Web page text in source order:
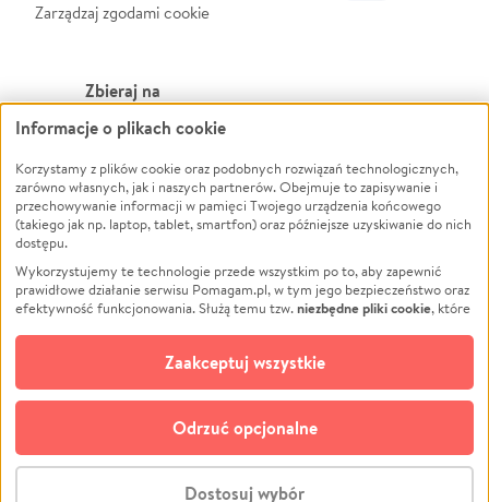
Zarządzaj zgodami cookie
Zbieraj na
Leczenie
Zwierzęta
Pożar
Ukraina
Pomoc Finansowa
Projekty
Pogrzeb
Społeczność lokalna
Kultura
Powódź
Wichura
NGO
Edukacja
Podróż
Impreza
Ochrona środowiska
Biznes
© CROWDING SP. Z O.O.
Informacje o plikach cookie
Korzystamy z plików cookie oraz podobnych rozwiązań technologicznych,
zarówno własnych, jak i naszych partnerów. Obejmuje to zapisywanie i
przechowywanie informacji w pamięci Twojego urządzenia końcowego
(takiego jak np. laptop, tablet, smartfon) oraz późniejsze uzyskiwanie do nich
dostępu.
Wykorzystujemy te technologie przede wszystkim po to, aby zapewnić
prawidłowe działanie serwisu Pomagam.pl, w tym jego bezpieczeństwo oraz
efektywność funkcjonowania. Służą temu tzw.niezbędne pliki cookie, które
opcjonalnych plików cookie
technologii do celów analitycznych i retargetingowych. Możesz wyrazić
zgodę na ich stosowanie lub jej odmówić. W dowolnym momencie masz
możliwość zmiany swoich preferencji na stronie „Zarządzaj zgodami cookie”,
do której link znajdziesz w stopce serwisu Pomagam.pl. Opcjonalne pliki
cookie wykorzystywane są w następujących celach:
działanie serwisu Pomagam.pl. Dzięki nim możemy zrozumieć, jak
Dostosuj wybór
Odrzuć opcjonalne
Zaakceptuj wszystkie